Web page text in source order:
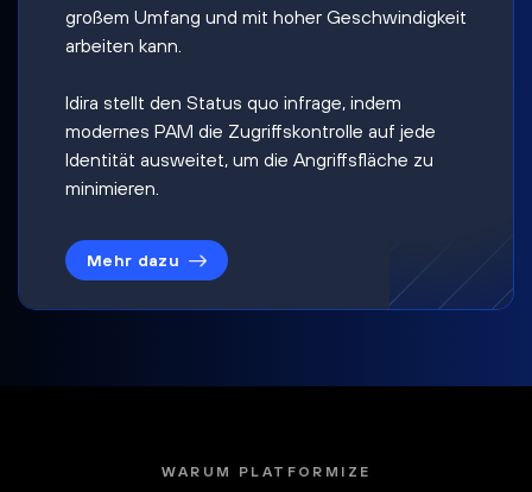
großem Umfang und mit hoher Geschwindigkeit
arbeiten kann.
Idira stellt den Status quo infrage, indem
modernes PAM die Zugriffskontrolle auf jede
Identität ausweitet, um die Angriffsfläche zu
minimieren.
Mehr dazu
WARUM PLATFORMIZE